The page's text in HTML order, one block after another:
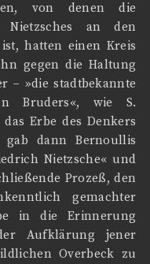
von denen die
Nietzsches an den
hatten einen Kreis
gegen die Haltung
– »die stadtbekannte
Bruders«, wie S.
Erbe des Denkers
gab dann Bernoullis
Nietzsche« und
Prozeß, den
gemachter
in die Erinnerung
Aufklärung jener
Overbeck zu